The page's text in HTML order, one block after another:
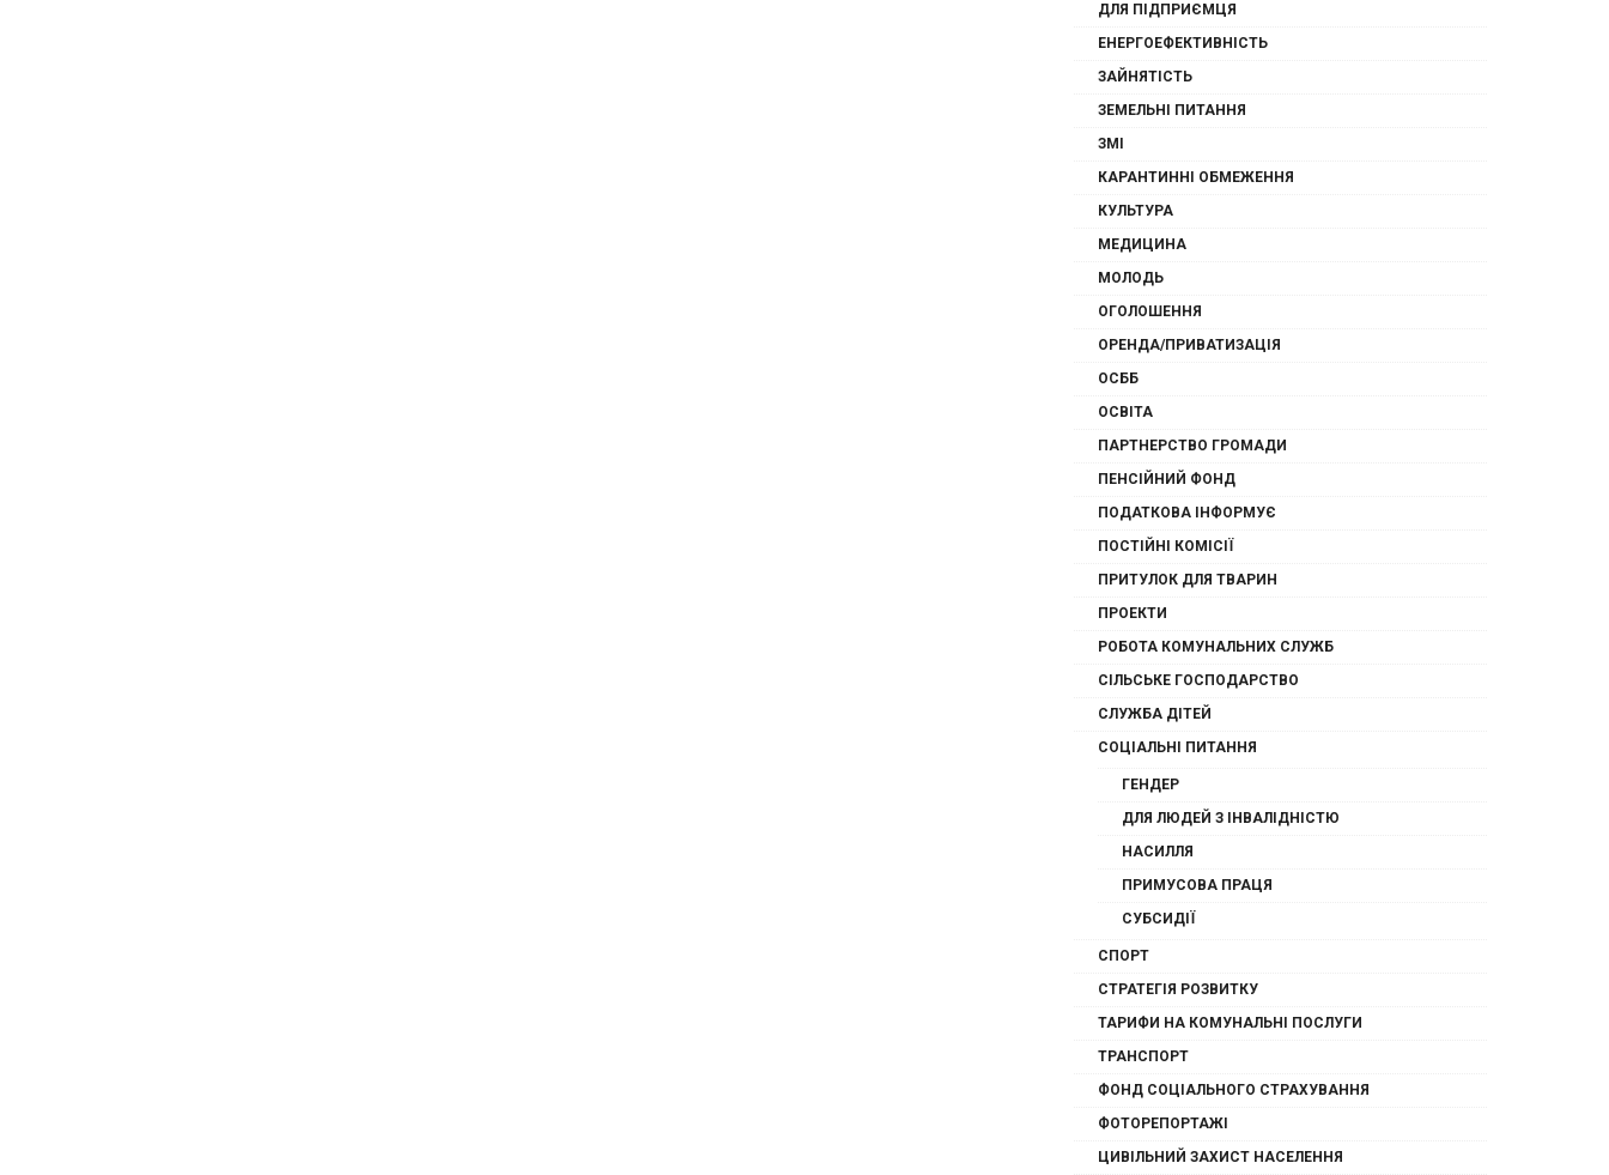
ДЛЯ ПІДПРИЄМЦЯ
ЕНЕРГОЕФЕКТИВНІСТЬ
ЗАЙНЯТІСТЬ
ЗЕМЕЛЬНІ ПИТАННЯ
ЗМІ
КАРАНТИННІ ОБМЕЖЕННЯ
КУЛЬТУРА
МЕДИЦИНА
МОЛОДЬ
ОГОЛОШЕННЯ
ОРЕНДА/ПРИВАТИЗАЦІЯ
ОСББ
ОСВІТА
ПАРТНЕРСТВО ГРОМАДИ
ПЕНСІЙНИЙ ФОНД
ПОДАТКОВА ІНФОРМУЄ
ПОСТІЙНІ КОМІСІЇ
ПРИТУЛОК ДЛЯ ТВАРИН
ПРОЕКТИ
РОБОТА КОМУНАЛЬНИХ СЛУЖБ
СІЛЬСЬКЕ ГОСПОДАРСТВО
СЛУЖБА ДІТЕЙ
СОЦІАЛЬНІ ПИТАННЯ
ГЕНДЕР
ДЛЯ ЛЮДЕЙ З ІНВАЛІДНІСТЮ
НАСИЛЛЯ
ПРИМУСОВА ПРАЦЯ
СУБСИДІЇ
СПОРТ
СТРАТЕГІЯ РОЗВИТКУ
ТАРИФИ НА КОМУНАЛЬНІ ПОСЛУГИ
ТРАНСПОРТ
ФОНД СОЦІАЛЬНОГО СТРАХУВАННЯ
ФОТОРЕПОРТАЖІ
ЦИВІЛЬНИЙ ЗАХИСТ НАСЕЛЕННЯ